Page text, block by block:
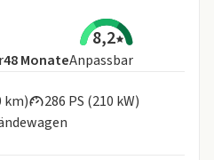
8,2
Laufzeit
48MonateAnpassbar
km)
286 PS (210 kW)